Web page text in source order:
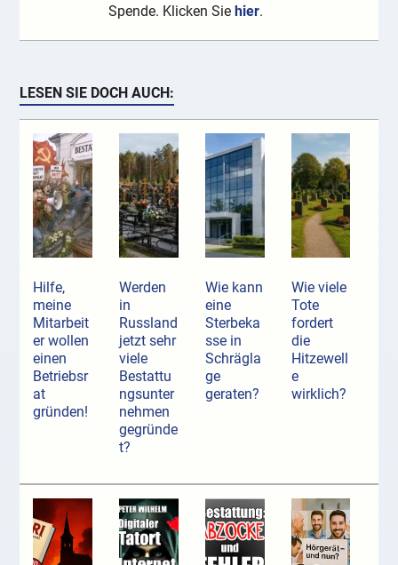
Spende. Klicken Sie hier.
LESEN SIE DOCH AUCH:
Hilfe,
meine
Mitarbeit
er wollen
einen
Betriebsr
at
gründen!
Werden
in
Russland
jetzt sehr
viele
Bestattu
ngsunter
nehmen
gegründe
t?
Wie kann
eine
Sterbeka
sse in
Schrägla
ge
geraten?
Wie viele
Tote
fordert
die
Hitzewell
e
wirklich?